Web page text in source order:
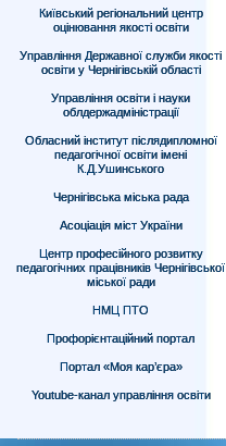
Київський регіональний центр
оцінювання якості освіти
Управління Державної служби якості
освіти у Чернігівській області
Управління освіти і науки
облдержадміністрації
Обласний інститут післядипломної
педагогічної освіти імені
К.Д.Ушинського
Чернігівська міська рада
Асоціація міст України
Центр професійного розвитку
педагогічних працівників Чернігівської
міської ради
НМЦ ПТО
Профорієнтаційний портал
Портал «Моя кар’єра»
Youtube-канал управління освіти